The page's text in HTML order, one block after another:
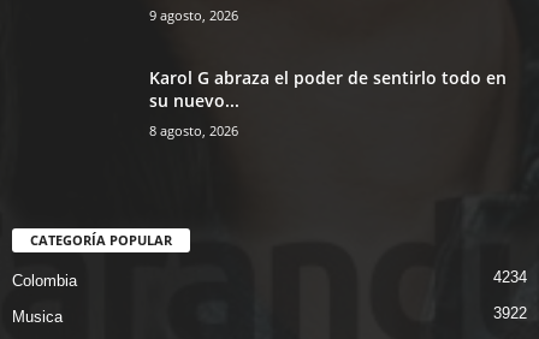
9 agosto, 2026
Karol G abraza el poder de sentirlo todo en
su nuevo...
8 agosto, 2026
CATEGORÍA POPULAR
Colombia 4234
Musica 3922